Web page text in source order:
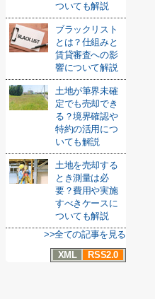
ついても解説
ブラックリスト
とは？仕組みと
賃貸審査への影
響について解説
土地が筆界未確
定でも売却でき
る？境界確認や
特約の活用につ
いても解説
土地を売却する
とき測量は必
要？費用や実施
すべきケースに
ついても解説
>>全ての記事を見る
XML
RSS2.0